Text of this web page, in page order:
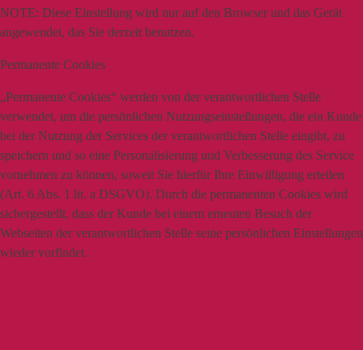
NOTE: Diese Einstellung wird nur auf den Browser und das Gerät
angewendet, das Sie derzeit benutzen.
Permanente Cookies
„Permanente Cookies“ werden von der verantwortlichen Stelle
verwendet, um die persönlichen Nutzungseinstellungen, die ein Kunde
bei der Nutzung der Services der verantwortlichen Stelle eingibt, zu
speichern und so eine Personalisierung und Verbesserung des Service
vornehmen zu können, soweit Sie hierfür Ihre Einwilligung erteilen
(Art. 6 Abs. 1 lit. a DSGVO). Durch die permanenten Cookies wird
sichergestellt, dass der Kunde bei einem erneuten Besuch der
Webseiten der verantwortlichen Stelle seine persönlichen Einstellungen
wieder vorfindet.